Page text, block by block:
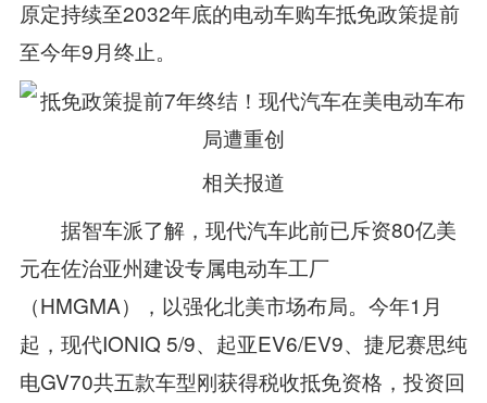
原定持续至2032年底的电动车购车抵免政策提前
至今年9月终止。
相关报道
据智车派了解，现代汽车此前已斥资80亿美
元在佐治亚州建设专属电动车工厂
（HMGMA），以强化北美市场布局。今年1月
起，现代IONIQ 5/9、起亚EV6/EV9、捷尼赛思纯
电GV70共五款车型刚获得税收抵免资格，投资回